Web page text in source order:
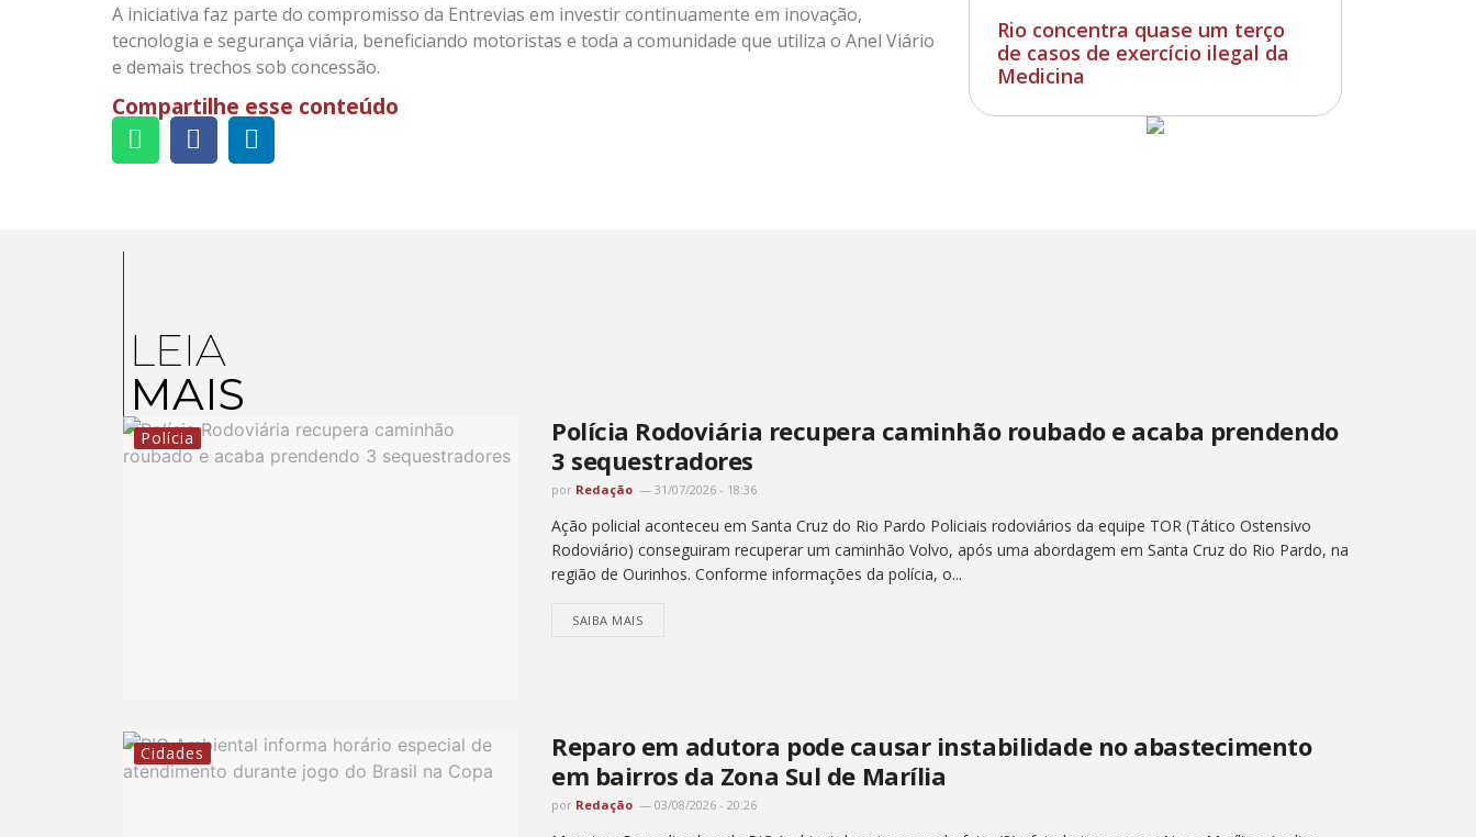
Rio concentra quase um terço
de casos de exercício ilegal da
Medicina
A iniciativa faz parte do compromisso da Entrevias em investir continuamente em inovação,
tecnologia e segurança viária, beneficiando motoristas e toda a comunidade que utiliza o Anel Viário
e demais trechos sob concessão.
Compartilhe esse conteúdo
LEIA
MAIS
Polícia
Polícia Rodoviária recupera caminhão roubado e acaba prendendo
3 sequestradores
por Redação 31/07/2026 - 18:36
Ação policial aconteceu em Santa Cruz do Rio Pardo Policiais rodoviários da equipe TOR (Tático Ostensivo
Rodoviário) conseguiram recuperar um caminhão Volvo, após uma abordagem em Santa Cruz do Rio Pardo, na
região de Ourinhos. Conforme informações da polícia, o...
SAIBA MAIS
Cidades
Reparo em adutora pode causar instabilidade no abastecimento
em bairros da Zona Sul de Marília
por Redação 03/08/2026 - 20:26